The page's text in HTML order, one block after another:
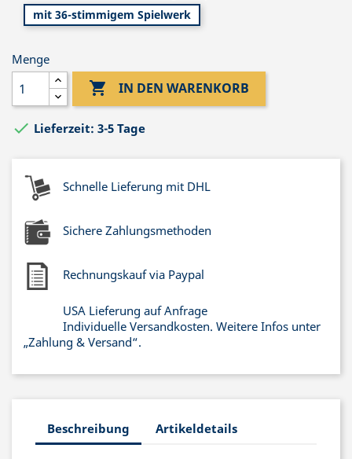
mit 36-stimmigem Spielwerk
Menge
 IN DEN WARENKORB
 Lieferzeit: 3-5 Tage
Schnelle Lieferung mit DHL
Sichere Zahlungsmethoden
Rechnungskauf via Paypal
USA Lieferung auf Anfrage
Individuelle Versandkosten. Weitere Infos unter
„Zahlung & Versand“.
Beschreibung Artikeldetails